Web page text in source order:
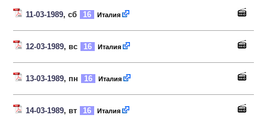
11-03-1989, сб 16 Италия
12-03-1989, вс 16 Италия
13-03-1989, пн 16 Италия
14-03-1989, вт 16 Италия